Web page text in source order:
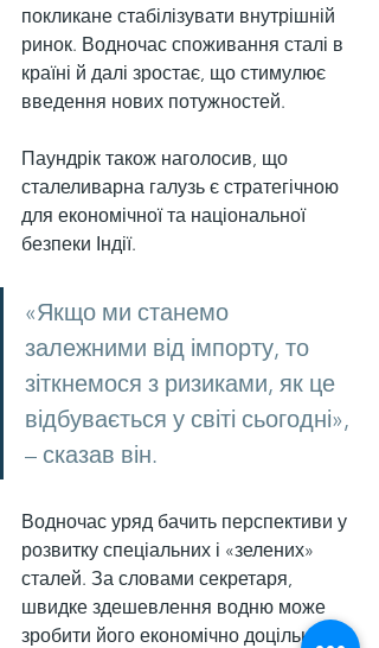
покликане стабілізувати внутрішній
ринок. Водночас споживання сталі в
країні й далі зростає, що стимулює
введення нових потужностей.
Паундрік також наголосив, що
сталеливарна галузь є стратегічною
для економічної та національної
безпеки Індії.
«Якщо ми станемо
залежними від імпорту, то
зіткнемося з ризиками, як це
відбувається у світі сьогодні»,
– сказав він.
Водночас уряд бачить перспективи у
розвитку спеціальних і «зелених»
сталей. За словами секретаря,
швидке здешевлення водню може
зробити його економічно доцільним